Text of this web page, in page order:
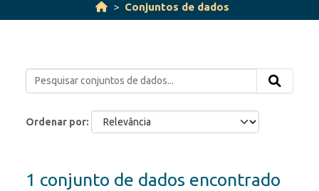
Conjuntos de dados
Ordenar por
1 conjunto de dados encontrado